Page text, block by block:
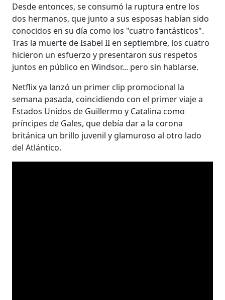
Desde entonces, se consumó la ruptura entre los
dos hermanos, que junto a sus esposas habían sido
conocidos en su día como los "cuatro fantásticos".
Tras la muerte de Isabel II en septiembre, los cuatro
hicieron un esfuerzo y presentaron sus respetos
juntos en público en Windsor... pero sin hablarse.
Netflix ya lanzó un primer clip promocional la
semana pasada, coincidiendo con el primer viaje a
Estados Unidos de Guillermo y Catalina como
príncipes de Gales, que debía dar a la corona
británica un brillo juvenil y glamuroso al otro lado
del Atlántico.